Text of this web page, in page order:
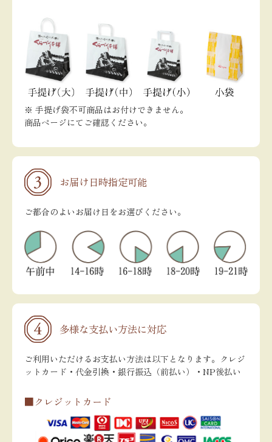
※ 手提げ袋不可商品はお付けできません。
商品ページにてご確認ください。
お届け日時指定可能
ご都合のよいお届け日をお選びください。
多様な支払い方法に対応
ご利用いただけるお支払い方法は以下となります。クレジ
ットカード・代金引換・銀行振込（前払い）・NP後払い
■クレジットカード